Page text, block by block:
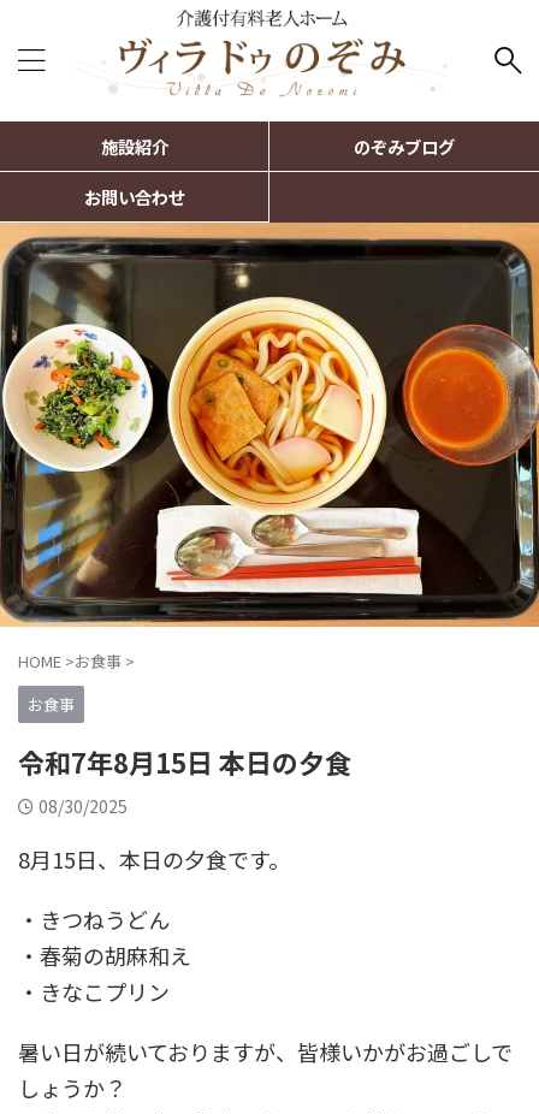
施設紹介
のぞみブログ
お問い合わせ
HOME >お食事 >
お食事
令和7年8月15日 本日の夕食
08/30/2025
8月15日、本日の夕食です。
・きつねうどん
・春菊の胡麻和え
・きなこプリン
暑い日が続いておりますが、皆様いかがお過ごしで
しょうか？